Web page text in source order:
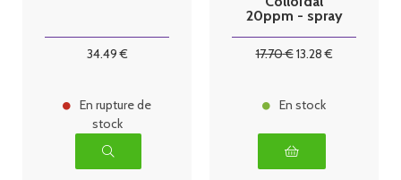
34.49€
En rupture de
stock
20ppm - spray
17.70€13.28€
En stock